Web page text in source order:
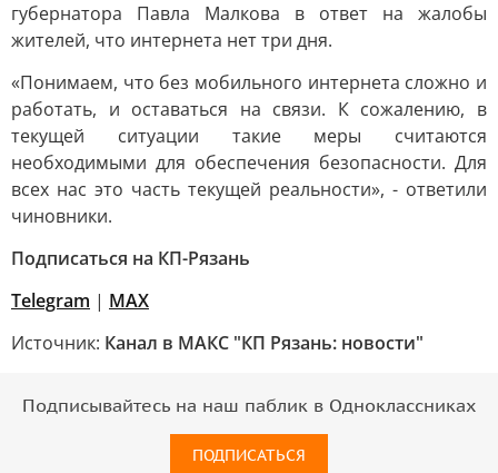
губернатора Павла Малкова в ответ на жалобы
жителей, что интернета нет три дня.
«Понимаем, что без мобильного интернета сложно и
работать, и оставаться на связи. К сожалению, в
текущей ситуации такие меры считаются
необходимыми для обеспечения безопасности. Для
всех нас это часть текущей реальности», - ответили
чиновники.
Подписаться на КП-Рязань
Telegram | МАХ
Источник: Канал в МАКС "КП Рязань: новости"
Подписывайтесь на наш паблик в Одноклассниках
ПОДПИСАТЬСЯ